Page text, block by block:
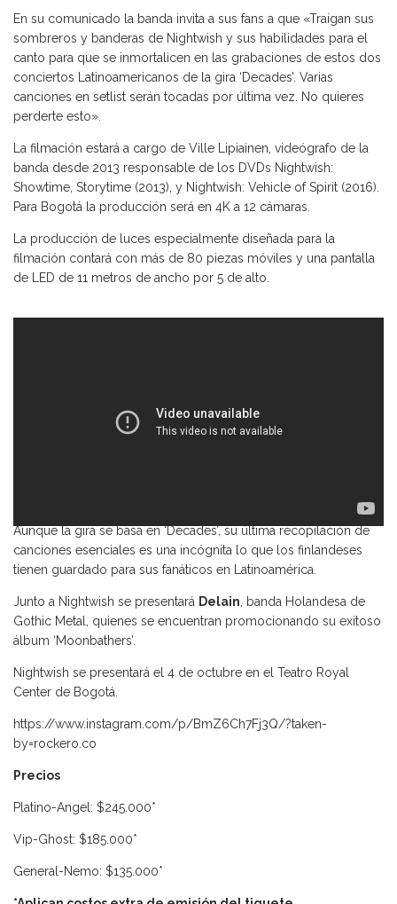
En su comunicado la banda invita a sus fans a que «Traigan sus
sombreros y banderas de Nightwish y sus habilidades para el
canto para que se inmortalicen en las grabaciones de estos dos
conciertos Latinoamericanos de la gira ‘Decades’. Varias
canciones en setlist serán tocadas por última vez. No quieres
perderte esto».
La filmación estará a cargo de Ville Lipiainen, videógrafo de la
banda desde 2013 responsable de los DVDs Nightwish:
Showtime, Storytime (2013), y Nightwish: Vehicle of Spirit (2016).
Para Bogotá la producción será en 4K a 12 cámaras.
La producción de luces especialmente diseñada para la
filmación contará con más de 80 piezas móviles y una pantalla
de LED de 11 metros de ancho por 5 de alto.
Aunque la gira se basa en ‘Decades’, su última recopilación de
canciones esenciales es una incógnita lo que los finlandeses
tienen guardado para sus fanáticos en Latinoamérica.
Junto a Nightwish se presentará Delain , banda Holandesa de
Gothic Metal, quienes se encuentran promocionando su exitoso
álbum ‘Moonbathers’.
Nightwish se presentará el 4 de octubre en el Teatro Royal
Center de Bogotá.
https://www.instagram.com/p/BmZ6Ch7Fj3Q/?taken-
by=rockero.co
Precios
Platino-Angel: $245.000*
Vip-Ghost: $185.000*
General-Nemo: $135.000*